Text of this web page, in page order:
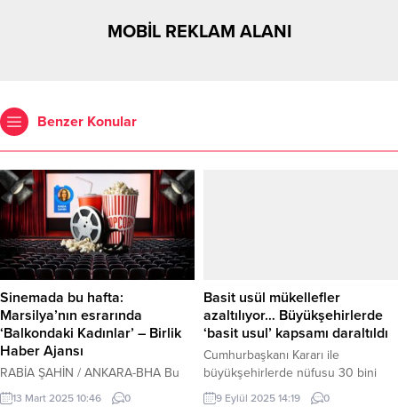
MOBİL REKLAM ALANI
Benzer Konular
Sinemada bu hafta:
Marsilya’nın esrarında
‘Balkondaki Kadınlar’ – Birlik
Haber Ajansı
RABİA ŞAHİN / ANKARA-BHA Bu
hafta sinema salonları, izleyiciyi
13 Mart 2025 10:46 0
Basit usül mükellefler
azaltılıyor… Büyükşehirlerde
‘basit usul’ kapsamı daraltıldı
Cumhurbaşkanı Kararı ile
büyükşehirlerde nüfusu 30 bini
aşan ilçelerde belirli meslek
9 Eylül 2025 14:19 0